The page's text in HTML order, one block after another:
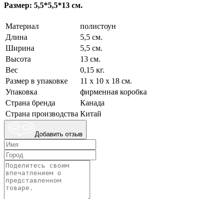
Размер: 5,5*5,5*13 см.
Материал
полистоун
Длина
5,5 см.
Ширина
5,5 см.
Высота
13 см.
Вес
0,15 кг.
Размер в упаковке
11 х 10 х 18 см.
Упаковка
фирменная коробка
Страна бренда
Канада
Страна производства Китай
Добавить отзыв